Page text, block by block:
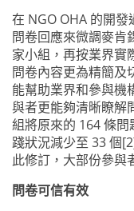
在 NGO OHA 的開
問卷回應來微調麥肯
家小組，再按業界實
問卷內容更為精簡及
能幫助業界和參與機
與者更能夠清晰瞭解
組將原來的 164 條
踐狀況減少至 33 個
此修訂，大部份參與
問卷可信有效